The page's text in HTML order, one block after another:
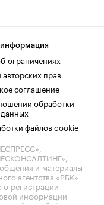
ограничениях
прав
соглашение
обработки
файлов cookie
и материалы
агентства «РБК»
о регистрации
информации